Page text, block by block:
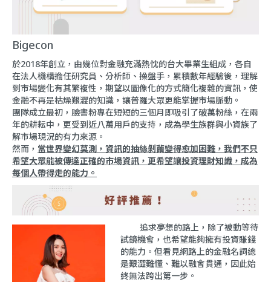
Bigecon
於2018年創立，由幾位對金融充滿熱忱的台大畢業生組成，各自
在法人機構擔任研究員、分析師、操盤手，累積數年經驗後，理解
到市場變化有其繁複性，期望以圖像化的方式簡化複雜的資訊，使
金融不再是枯燥艱澀的知識，讓普羅大眾更能掌握市場脈動。
團隊成立最初，臉書粉專在短短的三個月即吸引了破萬粉絲，在兩
年的耕耘中，更受到近八萬用戶的支持，成為學生族群與小資族了
解市場現況的有力來源。
然而， 當世界變幻莫測，資訊的抽絲剝繭變得愈加困難，我們不只
希望大眾能被傳達正確的市場資訊，更希望讓投資理財知識，成為
每個人帶得走的能力。
追求夢想的路上，除了被動等待
試鏡機會，也希望能夠擁有投資賺錢
的能力。但看見網路上的金融名詞總
是艱澀難懂、難以融會貫通，因此始
終無法跨出第一步。